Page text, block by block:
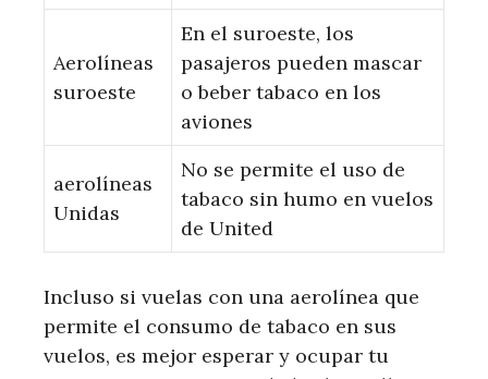
Aerolíneas
suroeste
En el suroeste, los
pasajeros pueden mascar
o beber tabaco en los
aviones
aerolíneas
Unidas
No se permite el uso de
tabaco sin humo en vuelos
de United
Incluso si vuelas con una aerolínea que
permite el consumo de tabaco en sus
vuelos, es mejor esperar y ocupar tu